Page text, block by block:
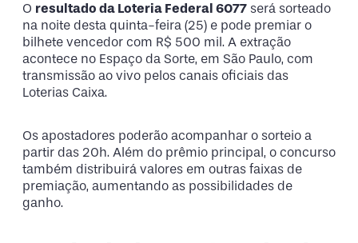
O resultado da Loteria Federal 6077 será sorteado
na noite desta quinta-feira (25) e pode premiar o
bilhete vencedor com R$ 500 mil. A extração
acontece no Espaço da Sorte, em São Paulo, com
transmissão ao vivo pelos canais oficiais das
Loterias Caixa.
Os apostadores poderão acompanhar o sorteio a
partir das 20h. Além do prêmio principal, o concurso
também distribuirá valores em outras faixas de
premiação, aumentando as possibilidades de
ganho.